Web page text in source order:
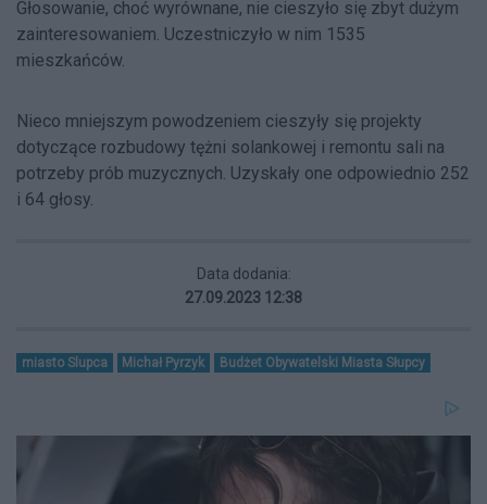
Głosowanie, choć wyrównane, nie cieszyło się zbyt dużym
zainteresowaniem. Uczestniczyło w nim 1535
mieszkańców.
Nieco mniejszym powodzeniem cieszyły się projekty
dotyczące rozbudowy tężni solankowej i remontu sali na
potrzeby prób muzycznych. Uzyskały one odpowiednio 252
i 64 głosy.
Data dodania:
27.09.2023 12:38
miasto Slupca Michał Pyrzyk Budżet Obywatelski Miasta Słupcy